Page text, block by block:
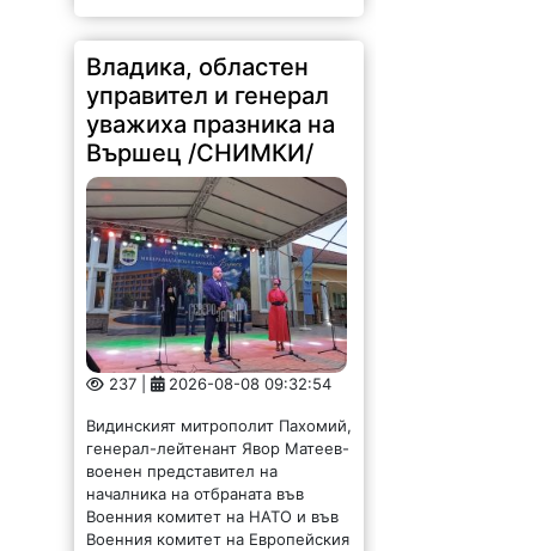
Владика, областен
управител и генерал
уважиха празника на
Вършец /СНИМКИ/
237 | 2026-08-08 09:32:54
Видинският митрополит Пахомий,
генерал-лейтенант Явор Матеев-
военен представител на
началника на отбраната във
Военния комитет на НАТО и във
Военния комитет на Европейския